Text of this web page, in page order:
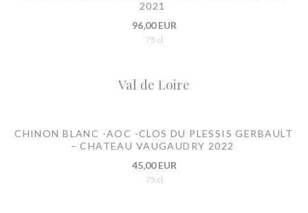
2021
96,00 EUR
75 cl
Val de Loire
CHINON BLANC -AOC -CLOS DU PLESSIS GERBAULT
– CHATEAU VAUGAUDRY 2022
45,00 EUR
75 cl